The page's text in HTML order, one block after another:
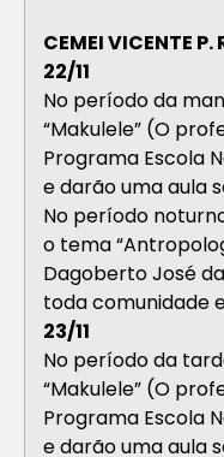
CEMEI VICENTE P.
22/11
No período da
“Makulele” (O
Programa Escola
e darão uma aula
No período
o tema
Dagoberto José
toda comunidade
23/11
No período da
“Makulele” (O
Programa Escola
e darão uma aula